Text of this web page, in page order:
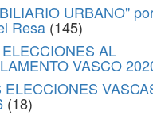
URBANO"
Resa (145)
AL
VASCO
ELECCIONES
(18)